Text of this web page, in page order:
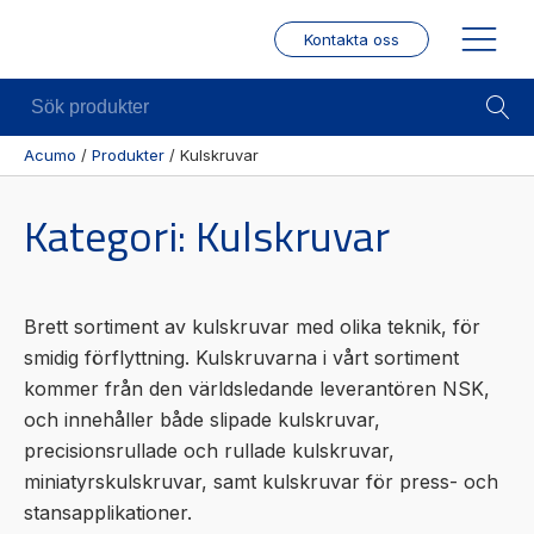
Kontakta oss
Se alla
produkter
Se alla
leverantörer
Linjärenheter
Kulskruvar
Skenstyrningar
Sök
produkter
Acumo / Produkter / Kulskruvar
Kategori: Kulskruvar
Brett sortiment av kulskruvar med olika teknik, för
smidig förflyttning. Kulskruvarna i vårt sortiment
kommer från den världsledande leverantören NSK,
och innehåller både slipade kulskruvar,
precisionsrullade och rullade kulskruvar,
miniatyrskulskruvar, samt kulskruvar för press- och
stansapplikationer.